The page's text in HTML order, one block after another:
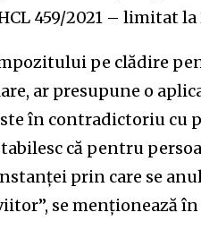
459/2021 – limitat
pe clădire
ar presupune o
în contradictoriu cu
că pentru
prin care se
se menționează